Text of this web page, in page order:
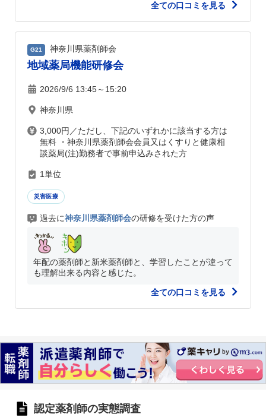
全ての口コミを見る
G21 神奈川県薬剤師会
地域薬局機能研修会
2026/9/6 13:45～15:20
神奈川県
3,000円／ただし、下記のいずれかに該当する方は
無料 ・神奈川県薬剤師会会員又はくすりと健康相
談薬局(注)勤務者で事前申込みされた方
1単位
災害医療
過去に神奈川県薬剤師会の研修を受けた方の声
年配の薬剤師と新米薬剤師と、学習したことが違って
も理解出来る内容と感じた。
全ての口コミを見る
認定薬剤師の実態調査